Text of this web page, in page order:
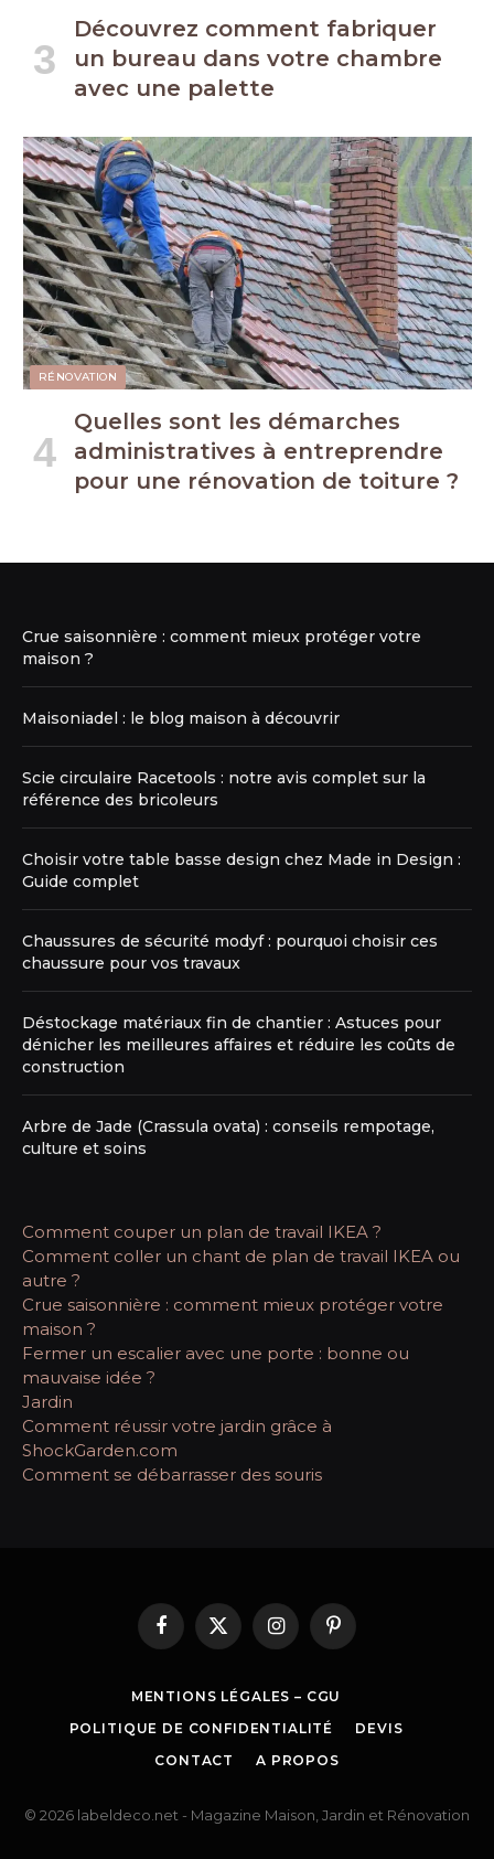
Découvrez comment fabriquer
un bureau dans votre chambre
avec une palette
RÉNOVATION
Quelles sont les démarches
administratives à entreprendre
pour une rénovation de toiture ?
Crue saisonnière : comment mieux protéger votre
maison ?
Maisoniadel : le blog maison à découvrir
Scie circulaire Racetools : notre avis complet sur la
référence des bricoleurs
Choisir votre table basse design chez Made in Design :
Guide complet
Chaussures de sécurité modyf : pourquoi choisir ces
chaussure pour vos travaux
Déstockage matériaux fin de chantier : Astuces pour
dénicher les meilleures affaires et réduire les coûts de
construction
Arbre de Jade (Crassula ovata) : conseils rempotage,
culture et soins
Comment couper un plan de travail IKEA ?
Comment coller un chant de plan de travail IKEA ou
autre ?
Crue saisonnière : comment mieux protéger votre
maison ?
Fermer un escalier avec une porte : bonne ou
mauvaise idée ?
Jardin
Comment réussir votre jardin grâce à
ShockGarden.com
Comment se débarrasser des souris
Facebook
X
InstagramPinterest
MENTIONS LÉGALES – CGU
POLITIQUE DE CONFIDENTIALITÉ
DEVIS
CONTACT
A PROPOS
© 2026 labeldeco.net - Magazine Maison, Jardin et Rénovation